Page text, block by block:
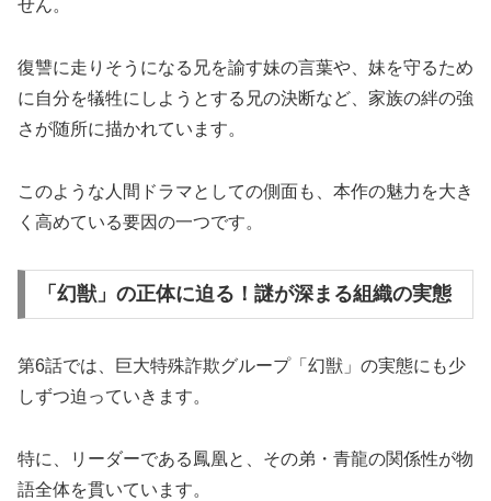
せん。
復讐に走りそうになる兄を諭す妹の言葉や、妹を守るため
に自分を犠牲にしようとする兄の決断など、家族の絆の強
さが随所に描かれています。
このような人間ドラマとしての側面も、本作の魅力を大き
く高めている要因の一つです。
「幻獣」の正体に迫る！謎が深まる組織の実態
第6話では、巨大特殊詐欺グループ「幻獣」の実態にも少
しずつ迫っていきます。
特に、リーダーである鳳凰と、その弟・青龍の関係性が物
語全体を貫いています。